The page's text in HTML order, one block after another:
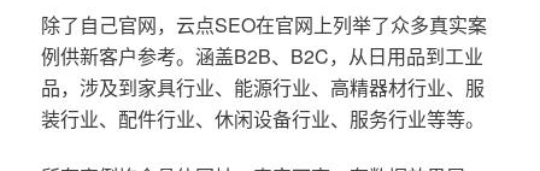
除了自己官网，云点SEO在官网上列举了众多真实案
例供新客户参考。涵盖B2B、B2C，从日用品到工业
品，涉及到家具行业、能源行业、高精器材行业、服
装行业、配件行业、休闲设备行业、服务行业等等。